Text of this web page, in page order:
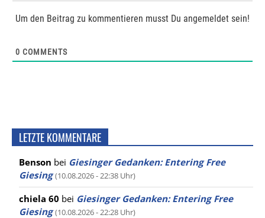
Um den Beitrag zu kommentieren musst Du angemeldet sein!
0 COMMENTS
LETZTE KOMMENTARE
Benson bei Giesinger Gedanken: Entering Free
Giesing (10.08.2026 - 22:38 Uhr)
chiela 60 bei Giesinger Gedanken: Entering Free
Giesing (10.08.2026 - 22:28 Uhr)